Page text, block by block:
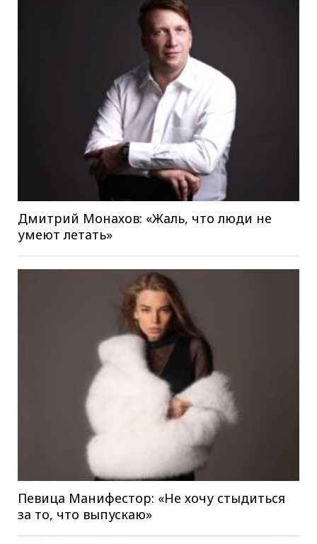
Дмитрий Монахов: «Жаль, что люди не
умеют летать»
Певица Манифестор: «Не хочу стыдиться
за то, что выпускаю»